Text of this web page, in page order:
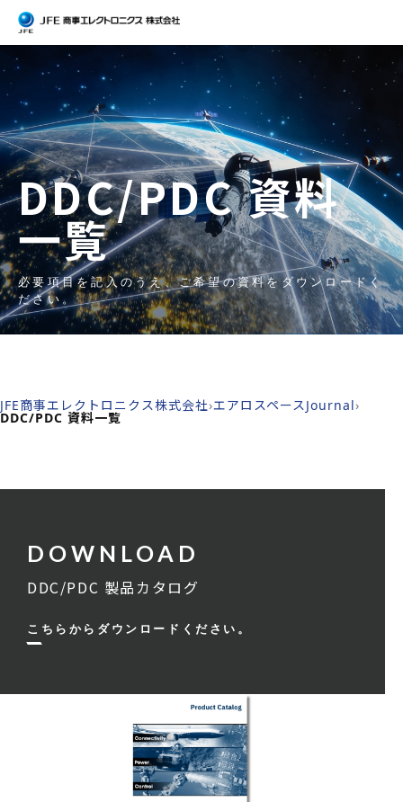
DDC/PDC 資料
一覧
JFE商事エレクトロニクス株式会社›エアロスペースJournal›
DDC/PDC 資料一覧
DDC/PDC 製品カタログ
こちらからダウンロードください。